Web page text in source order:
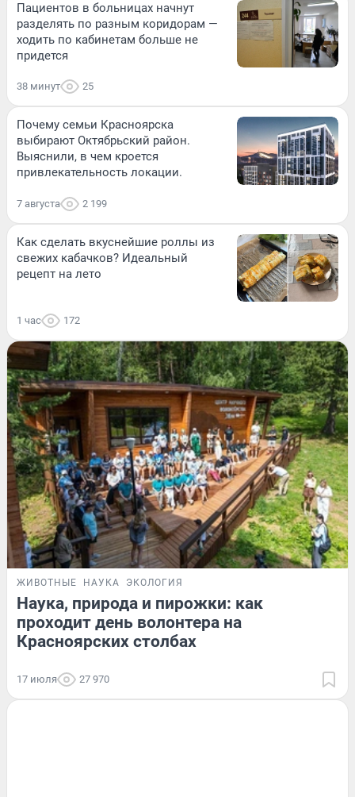
Пациентов в больницах начнут
разделять по разным коридорам —
ходить по кабинетам больше не
придется
38 минут 25
Почему семьи Красноярска
выбирают Октябрьский район.
Выяснили, в чем кроется
привлекательность локации.
7 августа 2 199
Как сделать вкуснейшие роллы из
свежих кабачков? Идеальный
рецепт на лето
1 час 172
ЖИВОТНЫЕ НАУКА ЭКОЛОГИЯ
Наука, природа и пирожки: как
проходит день волонтера на
Красноярских столбах
17 июля 27 970